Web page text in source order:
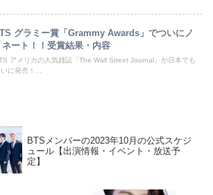
グラミー賞「Grammy Awards」でついにノ
ネート！！受賞結果・内容
アメリカの人気雑誌「The Wall Street Journal」が日本でも
に発売！...
BTSメンバーの2023年10月の公式スケジ
ュール【出演情報・イベント・放送予
定】